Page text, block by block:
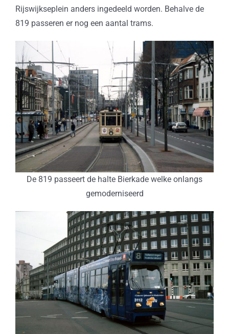
Rijswijkseplein anders ingedeeld worden. Behalve de
819 passeren er nog een aantal trams.
De 819 passeert de halte Bierkade welke onlangs
gemoderniseerd